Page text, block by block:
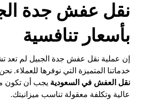
نقل عفش جدة
بأسعار تنافسية
إن عملية نقل عفش جدة الجبيل لم تعد
خدماتنا المتميزة التي نوفرها للعملاء.
نقل العفش في السعودية يجب أن تكون
عالية وتكلفة معقولة تناسب ميزانيتك.